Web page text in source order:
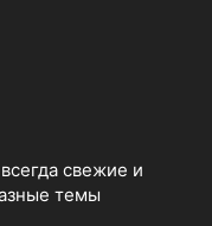
свежие и
темы